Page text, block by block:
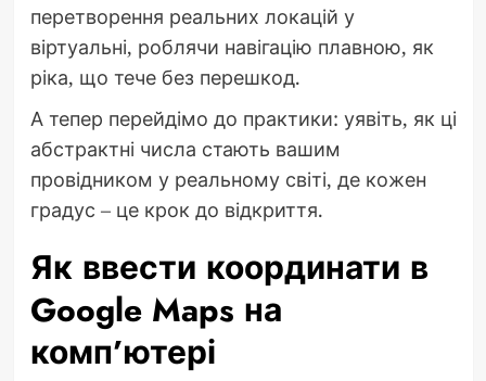
перетворення реальних локацій у
віртуальні, роблячи навігацію плавною, як
ріка, що тече без перешкод.
А тепер перейдімо до практики: уявіть, як ці
абстрактні числа стають вашим
провідником у реальному світі, де кожен
градус – це крок до відкриття.
Як ввести координати в
Google Maps на
комп’ютері